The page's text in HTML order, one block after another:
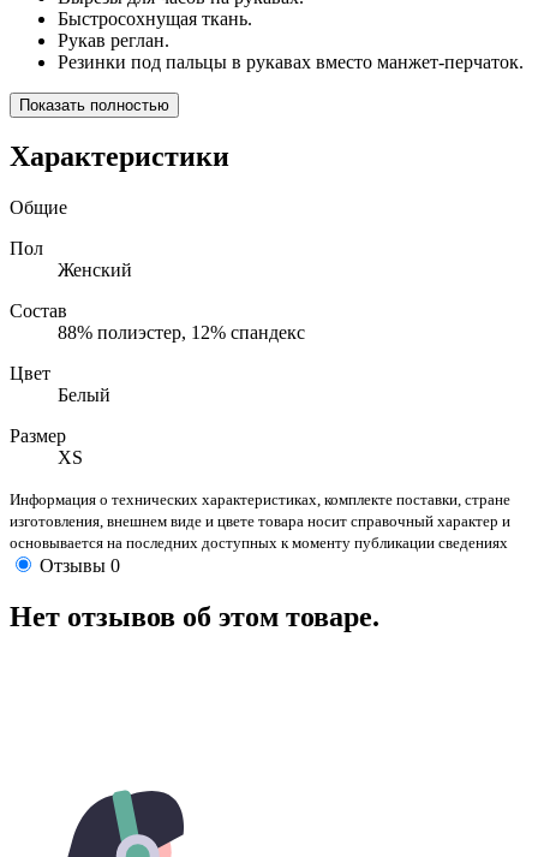
Быстросохнущая ткань.
Рукав реглан.
Резинки под пальцы в рукавах вместо манжет-перчаток.
Показать полностью
Характеристики
Общие
Пол
Женский
Состав
88% полиэстер, 12% спандекс
Цвет
Белый
Размер
XS
Информация о технических характеристиках, комплекте поставки, стране
изготовления, внешнем виде и цвете товара носит справочный характер и
основывается на последних доступных к моменту публикации сведениях
Отзывы 0
Нет отзывов об этом товаре.